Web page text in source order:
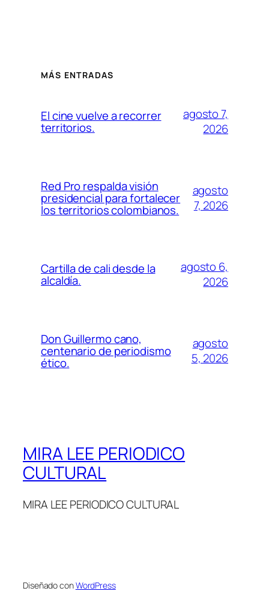
MÁS ENTRADAS
El cine vuelve a recorrer
territorios.
agosto 7,
2026
Red Pro respalda visión
presidencial para fortalecer
los territorios colombianos.
agosto
7, 2026
Cartilla de cali desde la
alcaldía.
agosto 6,
2026
Don Guillermo cano,
centenario de periodismo
ético.
agosto
5, 2026
MIRA LEE PERIODICO
CULTURAL
MIRA LEE PERIODICO CULTURAL
Diseñado conWordPress